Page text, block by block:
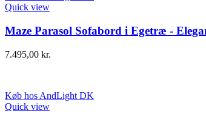
Quick view
Maze Parasol Sofabord i Egetræ -
7.495,00 kr.
Køb hos AndLight DK
Quick view